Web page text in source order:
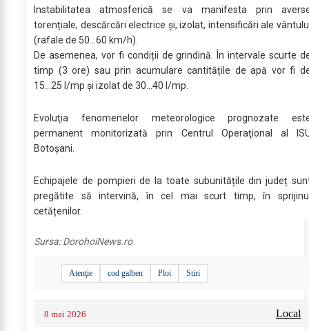
Instabilitatea atmosferică se va manifesta prin
torențiale, descărcări electrice și, izolat, intensificări ale
(rafale de 50...60 km/h).
De asemenea, vor fi condiții de grindină. În intervale scurte
timp (3 ore) sau prin acumulare cantitățile de apă vor fi
15...25 l/mp și izolat de 30...40 l/mp.
Evoluţia fenomenelor meteorologice prognozate
permanent monitorizată prin Centrul Operaţional al
Botoșani.
Echipajele de pompieri de la toate subunitățile din județ
pregătite să intervină, în cel mai scurt timp, în
cetățenilor.
Sursa:DorohoiNews.ro
Atenţie cod galben Ploi Stiri
8 mai 2026 Local